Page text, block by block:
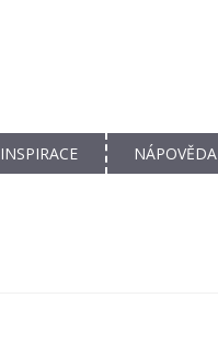
INSPIRACE NÁPOVĚDA